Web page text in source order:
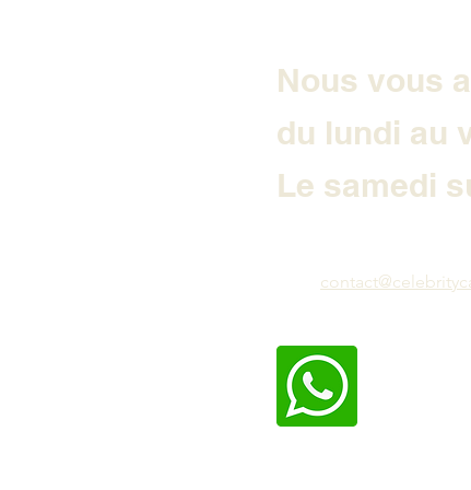
Nous vous
du lundi au
Le samedi